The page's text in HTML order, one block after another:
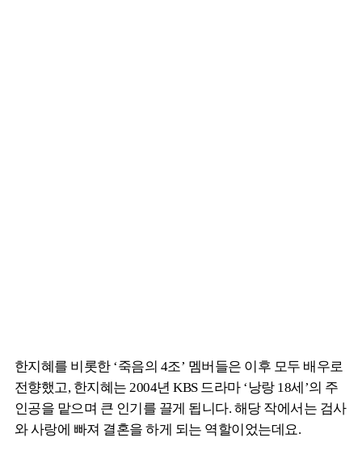
한지혜를 비롯한 ‘죽음의 4조’ 멤버들은 이후 모두 배우로
전향했고, 한지혜는 2004년 KBS 드라마 ‘낭랑 18세’의 주
인공을 맡으며 큰 인기를 끌게 됩니다. 해당 작에서는 검사
와 사랑에 빠져 결혼을 하게 되는 역할이었는데요.